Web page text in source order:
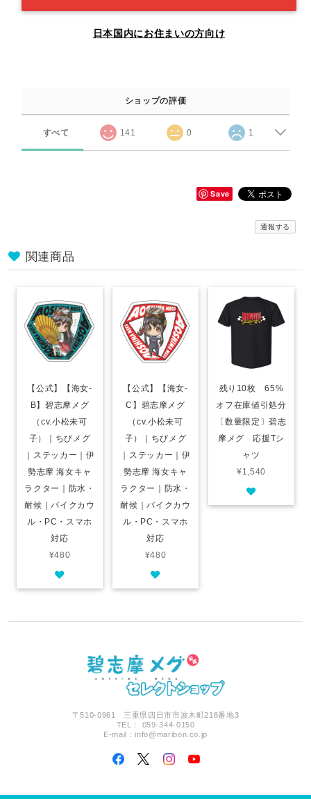
日本国内にお住まいの方向け
ショップの評価
すべて 141 0 1
Save
通報する
関連商品
【公式】【海女-
B】碧志摩メグ
（cv.小松未可
子）｜ちびメグ
｜ステッカー｜伊
勢志摩 海女キャ
ラクター｜防水・
耐候｜バイクカウ
ル・PC・スマホ
対応
¥480
【公式】【海女-
C】碧志摩メグ
（cv.小松未可
子）｜ちびメグ
｜ステッカー｜伊
勢志摩 海女キャ
ラクター｜防水・
耐候｜バイクカウ
ル・PC・スマホ
対応
¥480
残り10枚 65%
オフ在庫値引処分
〔数量限定〕碧志
摩メグ 応援Tシ
ャツ
¥1,540
〒510-0961 三重県四日市市波木町218番地3
TEL： 059-344-0150
E-mail：info@maribon.co.jp